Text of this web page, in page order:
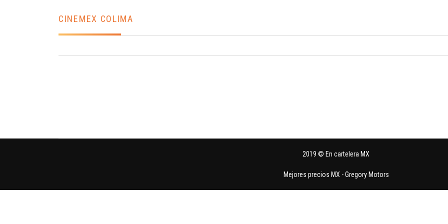
CINEMEX COLIMA
2019 © En cartelera MX
Mejores precios MX -Gregory Motors